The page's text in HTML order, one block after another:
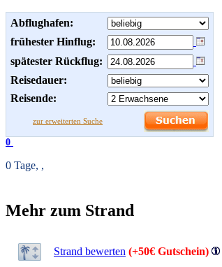
Abflughafen:
frühester Hinflug:
spätester Rückflug:
Reisedauer:
Reisende:
zur erweiterten Suche
0
0 Tage, ,
Mehr zum Strand
Strand bewerten (+50€ Gutschein)